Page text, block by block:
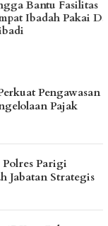
Fasilitas
Pakai Dana
Pengawasan
Pajak
Parigi
Jabatan Strategis